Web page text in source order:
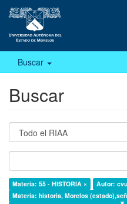
Buscar
Buscar
Materia: 55 - HISTORIA ×
Autor:
Materia: historia, Morelos